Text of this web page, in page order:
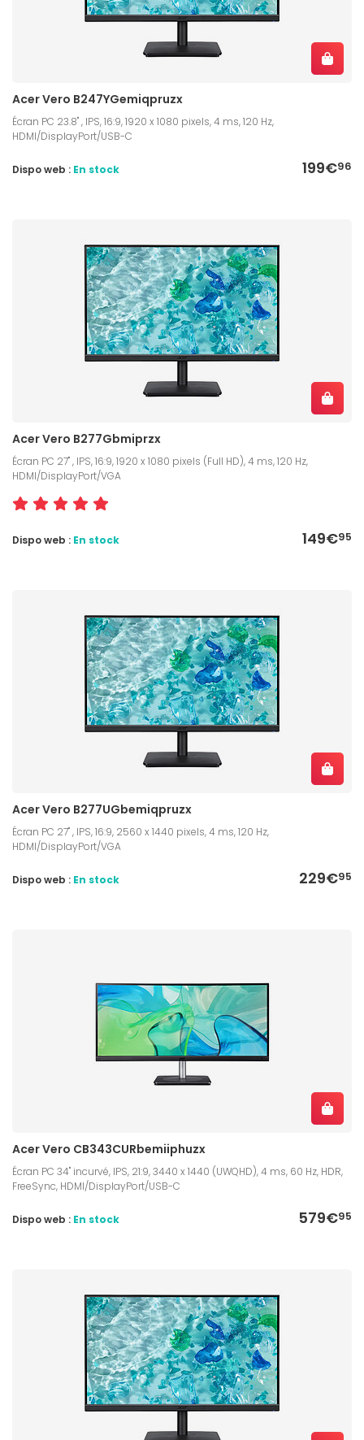
Acer Vero B247YGemiqpruzx
Écran PC 23.8" , IPS, 16:9, 1920 x 1080 pixels, 4 ms, 120 Hz,
HDMI/DisplayPort/USB-C
199€96
Dispo web : En stock
Acer Vero B277Gbmiprzx
Écran PC 27" , IPS, 16:9, 1920 x 1080 pixels (Full HD), 4 ms, 120 Hz,
HDMI/DisplayPort/VGA
149€95
Dispo web : En stock
Acer Vero B277UGbemiqpruzx
Écran PC 27" , IPS, 16:9, 2560 x 1440 pixels, 4 ms, 120 Hz,
HDMI/DisplayPort/VGA
229€95
Dispo web : En stock
Acer Vero CB343CURbemiiphuzx
Écran PC 34" incurvé, IPS, 21:9, 3440 x 1440 (UWQHD), 4 ms, 60 Hz, HDR,
FreeSync, HDMI/DisplayPort/USB-C
579€95
Dispo web : En stock